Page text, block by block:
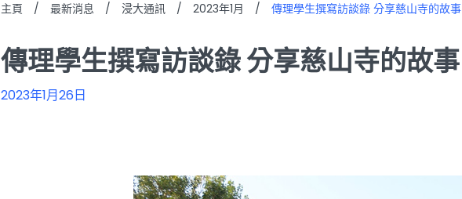
主頁 / 最新消息 / 浸大通訊 / 2023年1月 / 傳理學生撰寫訪談錄 分享慈山寺的故事
傳理學生撰寫訪談錄 分享慈山寺的故事
2023年1月26日